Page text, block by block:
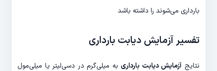
بارداری می‌شوند را داشته باشد
تفسیر آزمایش دیابت بارداری
نتایج آزمایش دیابت بارداری به میلی‌گرم در دسی‌لیتر یا میلی‌مول